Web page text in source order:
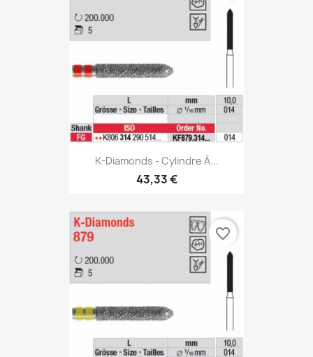
K-Diamonds - Cylindre À...
43,33 €
favorite_border